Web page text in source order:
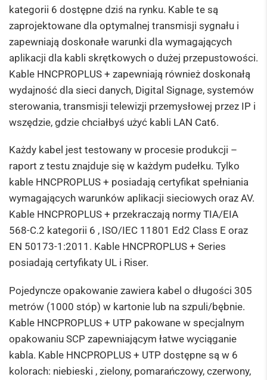
kategorii 6 dostępne dziś na rynku. Kable te są
zaprojektowane dla optymalnej transmisji sygnału i
zapewniają doskonałe warunki dla wymagających
aplikacji dla kabli skrętkowych o dużej przepustowości.
Kable HNCPROPLUS + zapewniają również doskonałą
wydajność dla sieci danych, Digital Signage, systemów
sterowania, transmisji telewizji przemysłowej przez IP i
wszędzie, gdzie chciałbyś użyć kabli LAN Cat6.
Każdy kabel jest testowany w procesie produkcji –
raport z testu znajduje się w każdym pudełku. Tylko
kable HNCPROPLUS + posiadają certyfikat spełniania
wymagających warunków aplikacji sieciowych oraz AV.
Kable HNCPROPLUS + przekraczają normy TIA/EIA
568-C.2 kategorii 6 , ISO/IEC 11801 Ed2 Class E oraz
EN 50173-1:2011. Kable HNCPROPLUS + Series
posiadają certyfikaty UL i Riser.
Pojedyncze opakowanie zawiera kabel o długości 305
metrów (1000 stóp) w kartonie lub na szpuli/bębnie.
Kable HNCPROPLUS + UTP pakowane w specjalnym
opakowaniu SCP zapewniającym łatwe wyciąganie
kabla. Kable HNCPROPLUS + UTP dostępne są w 6
kolorach: niebieski , zielony, pomarańczowy, czerwony,